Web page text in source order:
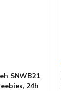
SNWB21
24h